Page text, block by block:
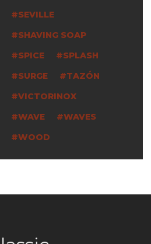
SEVILLE
SHAVING SOAP
SPICE
SPLASH
SURGE
TAZÓN
VICTORINOX
WAVE
WAVES
WOOD